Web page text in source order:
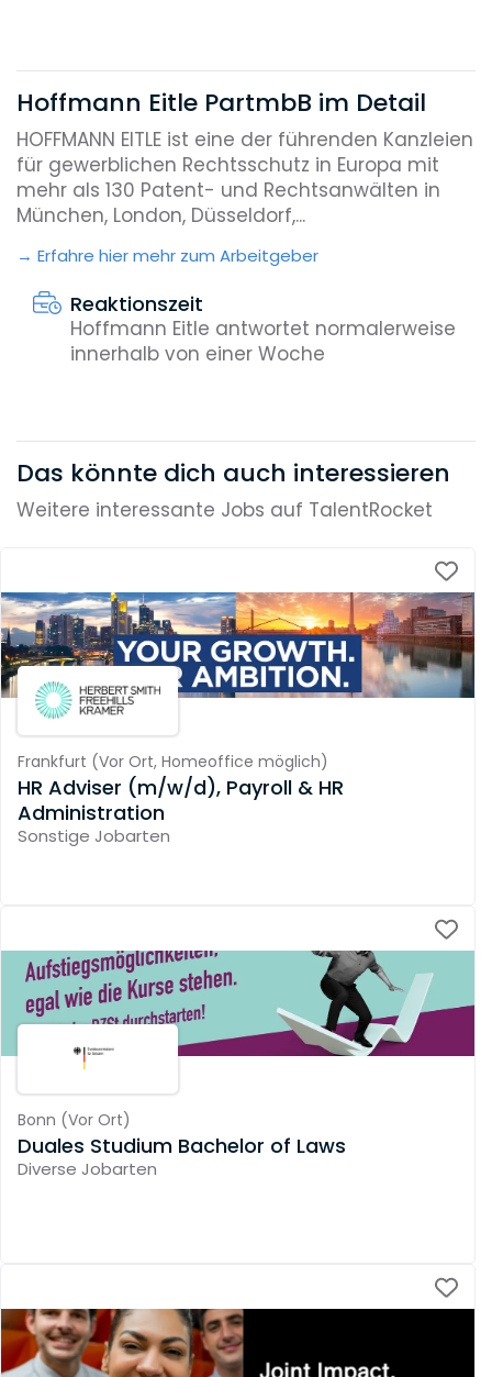
Hoffmann Eitle PartmbB im Detail
HOFFMANN EITLE ist eine der führenden Kanzleien
für gewerblichen Rechtsschutz in Europa mit
mehr als 130 Patent- und Rechtsanwälten in
München, London, Düsseldorf,...
Erfahre hier mehr zum Arbeitgeber
Reaktionszeit
Hoffmann Eitle antwortet normalerweise
innerhalb von einer Woche
Das könnte dich auch interessieren
Weitere interessante Jobs auf TalentRocket
Frankfurt (Vor Ort, Homeoffice möglich)
HR Adviser (m/w/d), Payroll & HR
Administration
Sonstige Jobarten
Bonn (Vor Ort)
Duales Studium Bachelor of Laws
Diverse Jobarten